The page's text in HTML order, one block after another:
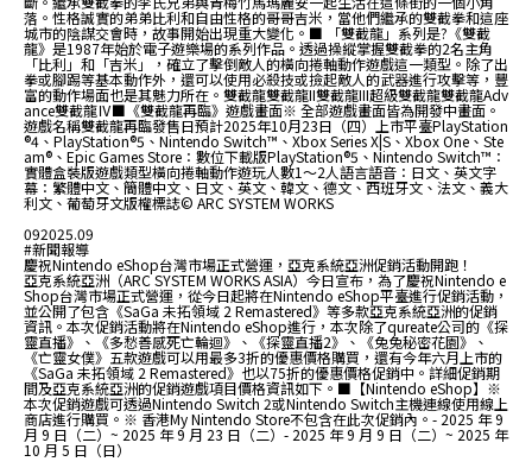
落。性格誠實的弟弟比利和自由性格的哥哥吉米，當他們繼承的雙截拳和這座
城市的陰謀交會時，故事開始出現重大變化。■ 「雙截龍」系列是?《雙截
龍》是1987年始於電子遊樂場的系列作品。透過操縱掌握雙截拳的2名主角
「比利」和「吉米」，確立了擊倒敵人的橫向捲軸動作遊戲這一類型。除了出
拳或腳踢等基本動作外，還可以使用必殺技或撿起敵人的武器進行攻擊等，豐
富的動作場面也是其魅力所在。雙截龍雙截龍II雙截龍III超級雙截龍雙截龍Adv
ance雙截龍Ⅳ■《雙截龍再臨》遊戲畫面※ 全部遊戲畫面皆為開發中畫面。
遊戲名稱雙截龍再臨發售日預計2025年10月23日（四）上市平臺PlayStation
®4、PlayStation®5、Nintendo Switch™、Xbox Series X|S、Xbox One、Ste
am®、Epic Games Store：數位下載版PlayStation®5、Nintendo Switch™：
實體盒裝版遊戲類型橫向捲軸動作遊玩人數1～2人語言語音：日文、英文字
幕：繁體中文、簡體中文、日文、英文、韓文、德文、西班牙文、法文、義大
利文、葡萄牙文版權標誌© ARC SYSTEM WORKS
092025.09
#新聞報導
慶祝Nintendo eShop台灣市場正式營運，亞克系統亞洲促銷活動開跑！
亞克系統亞洲（ARC SYSTEM WORKS ASIA）今日宣布，為了慶祝Nintendo e
Shop台灣市場正式營運，從今日起將在Nintendo eShop平臺進行促銷活動，
並公開了包含《SaGa 未拓領域 2 Remastered》等多款亞克系統亞洲的促銷
資訊。本次促銷活動將在Nintendo eShop進行，本次除了qureate公司的《探
靈直播》、《多愁善感死亡輪迴》、《探靈直播2》、《兔兔秘密花園》、
《亡靈女僕》五款遊戲可以用最多3折的優惠價格購買，還有今年六月上市的
《SaGa 未拓領域 2 Remastered》也以75折的優惠價格促銷中。詳細促銷期
間及亞克系統亞洲的促銷遊戲項目價格資訊如下。■【Nintendo eShop】※
本次促銷遊戲可透過Nintendo Switch 2或Nintendo Switch主機連線使用線上
商店進行購買。※ 香港My Nintendo Store不包含在此次促銷內。- 2025 年 9
月 9 日（二）~ 2025 年 9 月 23 日（二）- 2025 年 9 月 9 日（二）~ 2025 年
10 月 5 日（日）